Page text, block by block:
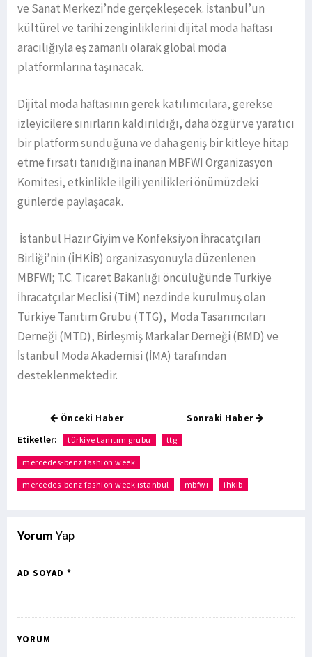
ve Sanat Merkezi’nde gerçekleşecek. İstanbul’un
kültürel ve tarihi zenginliklerini dijital moda haftası
aracılığıyla eş zamanlı olarak global moda
platformlarına taşınacak.
Dijital moda haftasının gerek katılımcılara, gerekse
izleyicilere sınırların kaldırıldığı, daha özgür ve yaratıcı
bir platform sunduğuna ve daha geniş bir kitleye hitap
etme fırsatı tanıdığına inanan MBFWI Organizasyon
Komitesi, etkinlikle ilgili yenilikleri önümüzdeki
günlerde paylaşacak.
İstanbul Hazır Giyim ve Konfeksiyon İhracatçıları
Birliği’nin (İHKİB) organizasyonuyla düzenlenen
MBFWI; T.C. Ticaret Bakanlığı öncülüğünde Türkiye
İhracatçılar Meclisi (TİM) nezdinde kurulmuş olan
Türkiye Tanıtım Grubu (TTG), Moda Tasarımcıları
Derneği (MTD), Birleşmiş Markalar Derneği (BMD) ve
İstanbul Moda Akademisi (İMA) tarafından
desteklenmektedir.
Önceki Haber Sonraki Haber
Etiketler: türkiye tanıtım grubu ttg
mercedes-benz fashion week
mercedes-benz fashion week ıstanbul mbfwı ihkib
Yorum Yap
AD SOYAD *
YORUM